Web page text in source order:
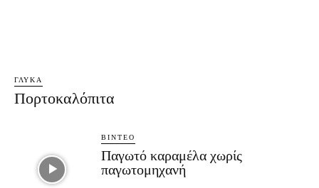
ΓΛΥΚΆ
Πορτοκαλόπιτα
ΒΊΝΤΕΟ
Παγωτό καραμέλα χωρίς
παγωτομηχανή